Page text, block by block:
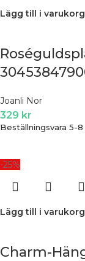
Lägg till i varukorg
Joanli Nor
329 kr
Beställningsvara 5-8
-25%
Lägg till i varukorg
Charm-